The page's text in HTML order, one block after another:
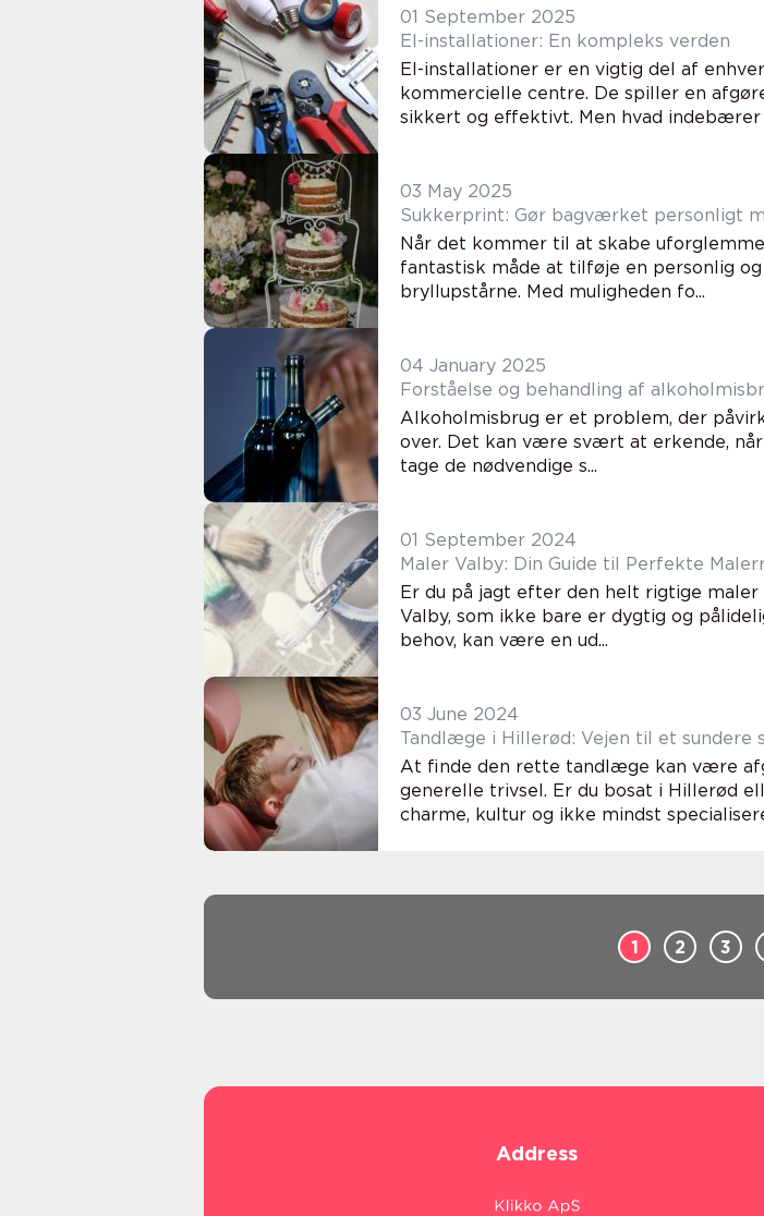
01 September 2025
El-installationer: En kompleks verden
El-installationer er en vigtig del af
kommercielle centre. De spiller en
sikkert og effektivt. Men hvad indebærer
03 May 2025
Sukkerprint: Gør bagværket personligt
Når det kommer til at skabe
fantastisk måde at tilføje en personlig
bryllupstårne. Med muligheden fo...
04 January 2025
Forståelse og behandling af
Alkoholmisbrug er et problem, der
over. Det kan være svært at erkende,
tage de nødvendige s...
01 September 2024
Maler Valby: Din Guide til Perfekte
Er du på jagt efter den helt rigtige
Valby, som ikke bare er dygtig og
behov, kan være en ud...
03 June 2024
Tandlæge i Hillerød: Vejen til et sundere
At finde den rette tandlæge kan være
generelle trivsel. Er du bosat i Hillerød
charme, kultur og ikke mindst
1 2 3
Address